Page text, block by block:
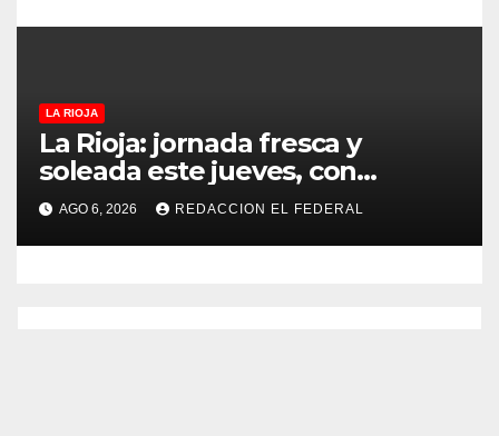
LA RIOJA
La Rioja: jornada fresca y
soleada este jueves, con
temperaturas estables para el
viernes
AGO 6, 2026 REDACCION EL FEDERAL